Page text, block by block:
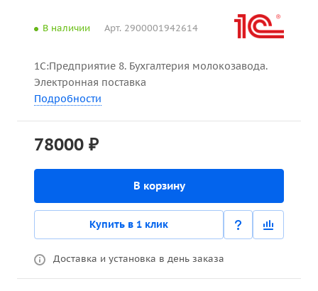
В наличии Арт. 2900001942614
1С:Предприятие 8. Бухгалтерия молокозавода.
Электронная поставка
Подробности
78000 ₽
В корзину
Купить в 1 клик
Доставка и установка в день заказа